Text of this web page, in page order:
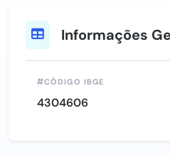
Informações
CÓDIGO IBGE
4304606